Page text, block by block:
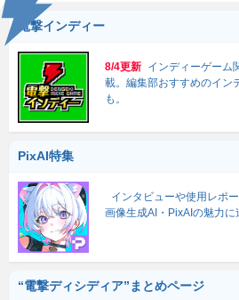
電撃インディー
8/4更新 インディーゲーム
載。編集部おすすめのイン
も。
PixAI特集
インタビューや使用レポ
画像生成AI・PixAIの魅力に
“電撃ディシディア”まとめページ